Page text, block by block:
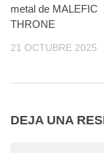
metal de MALEFIC
THRONE
21 OCTUBRE 2025
DEJA UNA